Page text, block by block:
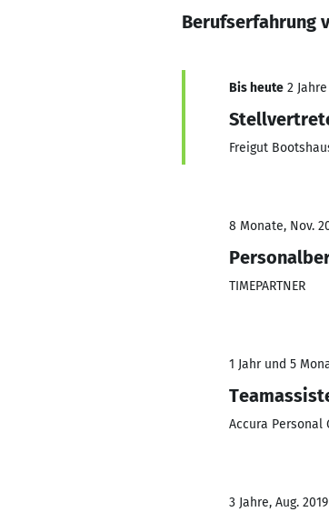
Berufserfahrung
Bis heute 2
Freigut
8 Monate, Nov.
TIMEPARTNER
1 Jahr und 5
Accura Personal
3 Jahre, Aug.